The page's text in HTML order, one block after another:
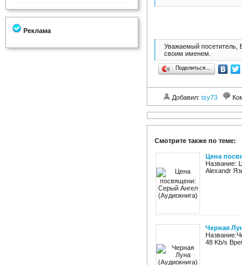
Реклама
Уважаемый посетитель,
своим именем.
Поделиться…
Добавил: tsy73
Смотрите также по теме:
Цена
Название:
Alexandr
Черная
48 Kb/s